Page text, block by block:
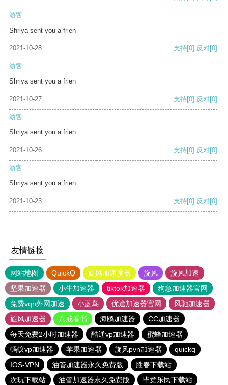
游客
Shriya sent you a frien
2021-10-28 支持[0] 反对[0]
游客
Shriya sent you a frien
2021-10-27 支持[0] 反对[0]
游客
Shriya sent you a frien
2021-10-26 支持[0] 反对[0]
游客
Shriya sent you a frien
2021-10-23 支持[0] 反对[0]
友情链接
网站地图 QuickQ 旋风加速度器 旋风
旋风加速
坚果加速器
小牛加速器 tiktok加速器
狗急加速器官网
免费vqn外网加速
小蓝鸟 优途加速器官网
风驰加速器
旋风加速器
八戒看书 海鸥加速器
CC加速器
每天免费2小时加速器
酷通vp加速器
蜜蜂加速器
蚂蚁vp加速器
苹果加速器 旋风pvn加速器
quickq
IOS-VPN
油管加速器永久免费版
胜春下载站
次玩下载站
油管加速器永久免费版 毕竟乐民下载站